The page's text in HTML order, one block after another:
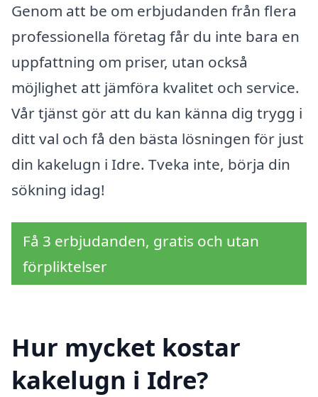
Genom att be om erbjudanden från flera
professionella företag får du inte bara en
uppfattning om priser, utan också
möjlighet att jämföra kvalitet och service.
Vår tjänst gör att du kan känna dig trygg i
ditt val och få den bästa lösningen för just
din kakelugn i Idre. Tveka inte, börja din
sökning idag!
Få 3 erbjudanden, gratis och utan
förpliktelser
Hur mycket kostar
kakelugn i Idre?